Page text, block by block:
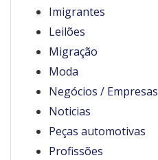
Imigrantes
Leilões
Migração
Moda
Negócios / Empresas
Noticias
Peças automotivas
Profissões